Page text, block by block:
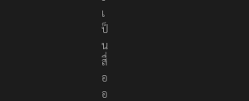
s
เ
ป็
น
สื่
อ